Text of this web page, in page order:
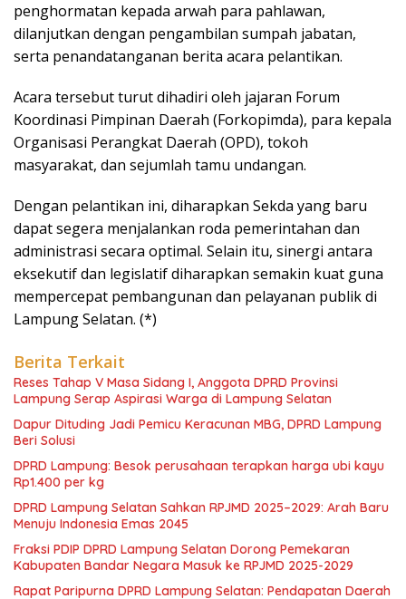
penghormatan kepada arwah para pahlawan,
dilanjutkan dengan pengambilan sumpah jabatan,
serta penandatanganan berita acara pelantikan.
Acara tersebut turut dihadiri oleh jajaran Forum
Koordinasi Pimpinan Daerah (Forkopimda), para kepala
Organisasi Perangkat Daerah (OPD), tokoh
masyarakat, dan sejumlah tamu undangan.
Dengan pelantikan ini, diharapkan Sekda yang baru
dapat segera menjalankan roda pemerintahan dan
administrasi secara optimal. Selain itu, sinergi antara
eksekutif dan legislatif diharapkan semakin kuat guna
mempercepat pembangunan dan pelayanan publik di
Lampung Selatan. (*)
Berita Terkait
Reses Tahap V Masa Sidang I, Anggota DPRD Provinsi
Lampung Serap Aspirasi Warga di Lampung Selatan
Dapur Dituding Jadi Pemicu Keracunan MBG, DPRD Lampung
Beri Solusi
DPRD Lampung: Besok perusahaan terapkan harga ubi kayu
Rp1.400 per kg
DPRD Lampung Selatan Sahkan RPJMD 2025–2029: Arah Baru
Menuju Indonesia Emas 2045
Fraksi PDIP DPRD Lampung Selatan Dorong Pemekaran
Kabupaten Bandar Negara Masuk ke RPJMD 2025-2029
Rapat Paripurna DPRD Lampung Selatan: Pendapatan Daerah